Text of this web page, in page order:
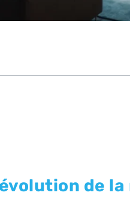
de